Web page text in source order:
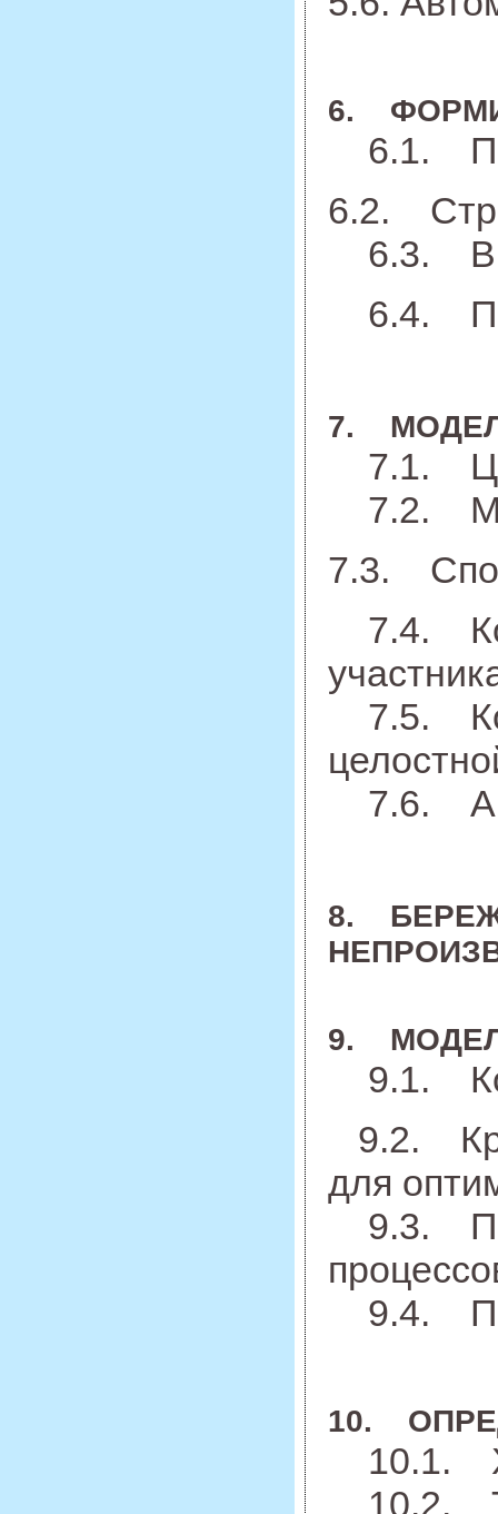
6.
6.1.
6.2.
6.3.
6.4.
7.
7.1.
7.2.
7.3.
7.4.
7.5.
7.6.
8.
9.
9.1.
9.2.
для
9.3.
9.4.
10.
10.1.
10.2.